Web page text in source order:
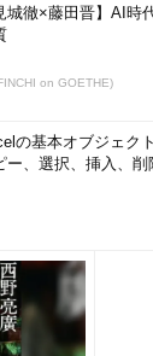
城徹×藤田晋】AI時
on GOETHE)
の基本オブジェク
ー、選択、挿入、削